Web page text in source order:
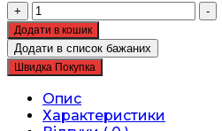
+
Збірна
модель
ICM
-
Радянські
аеродромні
плити
ПАГ-14
-
Додати в кошик
Додати в список бажаних
Швидка Покупка
Опис
Характеристики